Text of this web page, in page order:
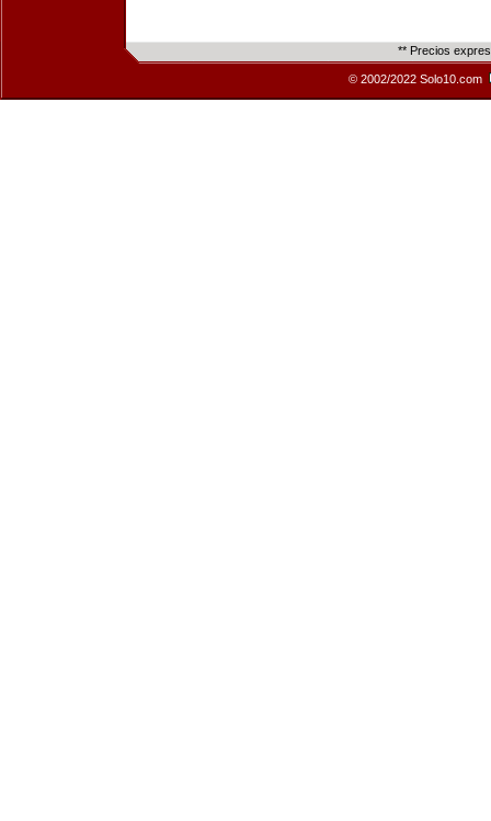
** Precios
© 2002/2022 Solo10.com